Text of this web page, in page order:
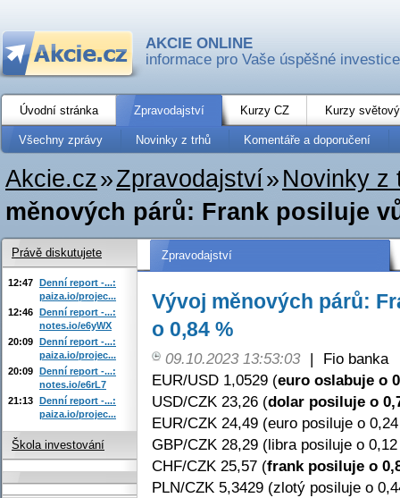
AKCIE ONLINE
informace pro Vaše úspěšné investice
Úvodní stránka Zpravodajství Kurzy CZ Kurzy
Všechny zprávy Novinky z trhů Komentáře a doporučení
Akcie.cz»Zpravodajství» Novinky z
měnových párů: Frank posiluje
Zpravodajství
Vývoj měnových párů:
o 0,84 %
09.10.2023 13:53:03 |
Fio banka
EUR/USD 1,0529 (euro oslabuje o
USD/CZK 23,26 (dolar posiluje o
EUR/CZK 24,49 (euro posiluje o
GBP/CZK 28,29 (libra posiluje o
CHF/CZK 25,57 (frank posiluje o
PLN/CZK 5,3429 (zlotý posiluje o
Právě diskutujete
12:47 Denní report -...:
paiza.io/projec...
12:46 Denní report -...:
notes.io/e6yWX
20:09 Denní report -...:
paiza.io/projec...
20:09 Denní report -...:
notes.io/e6rL7
21:13 Denní report -...:
paiza.io/projec...
Škola investování